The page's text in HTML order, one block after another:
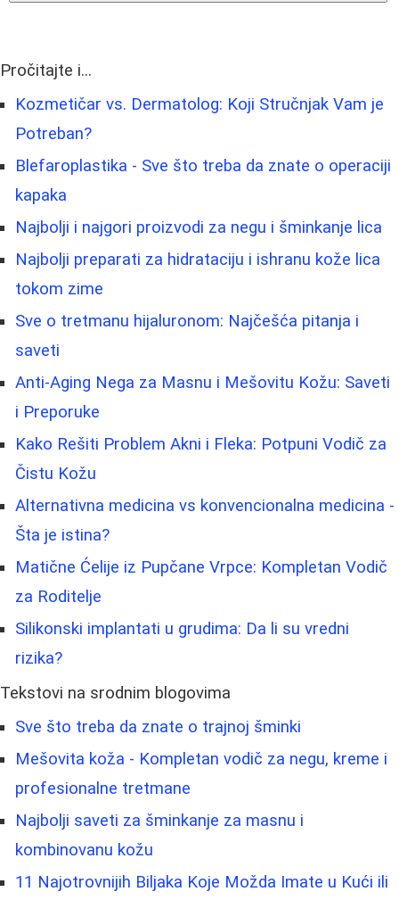
Pročitajte i...
Kozmetičar vs. Dermatolog: Koji Stručnjak Vam je
Potreban?
Blefaroplastika - Sve što treba da znate o operaciji
kapaka
Najbolji i najgori proizvodi za negu i šminkanje lica
Najbolji preparati za hidrataciju i ishranu kože lica
tokom zime
Sve o tretmanu hijaluronom: Najčešća pitanja i
saveti
Anti-Aging Nega za Masnu i Mešovitu Kožu: Saveti
i Preporuke
Kako Rešiti Problem Akni i Fleka: Potpuni Vodič za
Čistu Kožu
Alternativna medicina vs konvencionalna medicina -
Šta je istina?
Matične Ćelije iz Pupčane Vrpce: Kompletan Vodič
za Roditelje
Silikonski implantati u grudima: Da li su vredni
rizika?
Tekstovi na srodnim blogovima
Sve što treba da znate o trajnoj šminki
Mešovita koža - Kompletan vodič za negu, kreme i
profesionalne tretmane
Najbolji saveti za šminkanje za masnu i
kombinovanu kožu
11 Najotrovnijih Biljaka Koje Možda Imate u Kući ili